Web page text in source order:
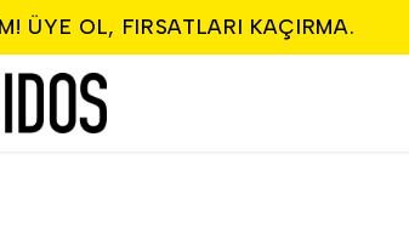
ÜYE OL, FIRSATLARI KAÇIRMA.